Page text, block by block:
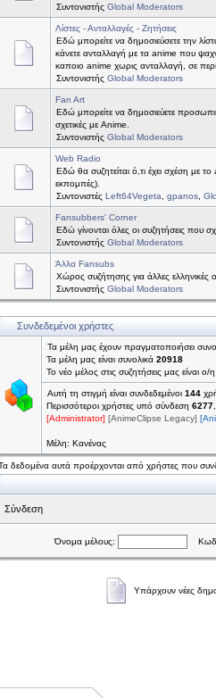
Συντονιστής Global Moderators
Λίστες - Ανταλλαγές - Ζητήσεις
Εδώ μπορείτε να δημοσιεύσετε την
κάνετε ανταλλαγή με τα anime που
καποιο anime χωρις ανταλλαγή, σε
Συντονιστής Global Moderators
Fan Art
Εδώ μπορείτε να δημοσιεύετε
σχετικές με Anime.
Συντονιστής Global Moderators
Web Radio
Εδώ θα συζητείται ό,τι έχει σχέση με
εκπομπές).
Συντονιστές Left64Vegeta gpanos
Fansubbers' Corner
Εδώ γίνονται όλες οι συζητήσεις που
Συντονιστής Global Moderators
Άλλα Fansubs
Χώρος συζήτησης για άλλες
Συντονιστής Global Moderators
Συνδεδεμένοι χρήστες
Τα μέλη μας έχουν πραγματοποιήσει
Τα μέλη μας είναι συνολικά 20918
Το νέο μέλος στις συζητήσεις μας είναι ο/
Αυτή τη στιγμή είναι συνδεδεμένοι 144
Περισσότεροι χρήστες υπό σύνδεση 6277
[Administrator] [AnimeClipse Legacy]
Μέλη: Κανένας
δεδομένα αυτά προέρχονται από χρήστες που
Σύνδεση
Όνομα μέλους:
Υπάρχουν νέες